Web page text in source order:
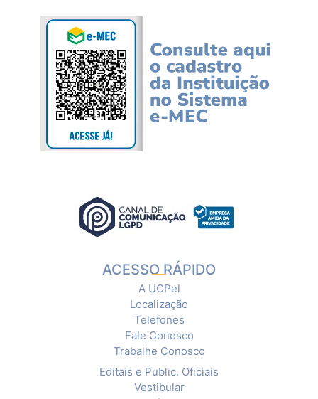
ACESSO RÁPIDO
A UCPel
Localização
Telefones
Fale Conosco
Trabalhe Conosco
Editais e Public. Oficiais
Vestibular